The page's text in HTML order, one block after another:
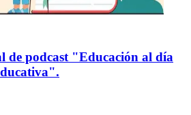
de podcast "Educación al día